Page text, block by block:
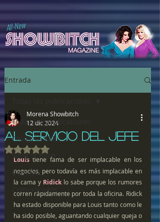
All-New
Entrada
Todas las publicaciones
Chulazos XXX
Song of Bitch
ComiXXX
Comunicados
AL SERVICIO DEL JEFE
Morena Showbitch
12 dic 2024
Obtuvo NaN de 5 estrellas.
Louis tiene fama de ser implacable en los
negocios, pero todavía es más implacable en
la cama y Ridick lo sabe porque los rumores
corren rápidamente por toda la oficina. Ridick
ha estado disponible para Louis tanto como le
ha sido posible, aguantando cualquier queja o